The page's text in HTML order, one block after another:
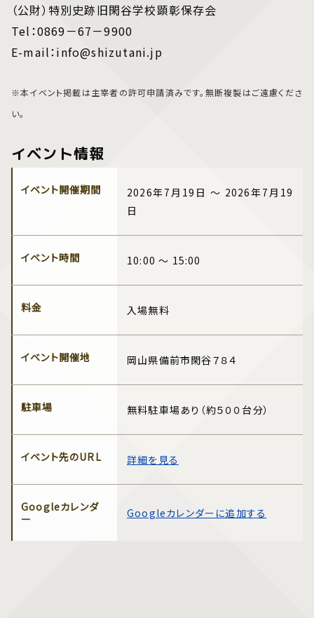
（公財）特別史跡旧閑谷学校顕彰保存会
Tel：0869－67－9900
E-mail：info@shizutani.jp
※本イベント掲載は主宰者の許可申請済みです。無断複製はご遠慮くださ
い。
イベント情報
イベント開催期間
2026年7月19日 ～ 2026年7月19
日
イベント時間 10:00 ～ 15:00
料金 入場無料
イベント開催地 岡山県備前市閑谷７８４
駐車場 無料駐車場あり（約５００台分）
イベント先のURL 詳細を見る
Googleカレンダ
ー
Googleカレンダーに追加する